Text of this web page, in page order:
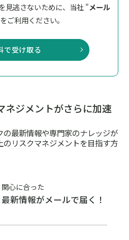
見逃さないために、 当社 "メール
ご利用ください。
で受け取る
ネジメントがさらに加速
最新情報や専門家のナレッジが
のリスクマネジメントを目指す方
関心に合った
最新情報がメールで届く！